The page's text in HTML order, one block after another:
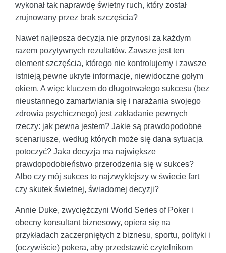
wykonał tak naprawdę świetny ruch, który został
zrujnowany przez brak szczęścia?
Nawet najlepsza decyzja nie przynosi za każdym
razem pozytywnych rezultatów. Zawsze jest ten
element szczęścia, którego nie kontrolujemy i zawsze
istnieją pewne ukryte informacje, niewidoczne gołym
okiem. A więc kluczem do długotrwałego sukcesu (bez
nieustannego zamartwiania się i narażania swojego
zdrowia psychicznego) jest zakładanie pewnych
rzeczy: jak pewna jestem? Jakie są prawdopodobne
scenariusze, według których może się dana sytuacja
potoczyć? Jaka decyzja ma największe
prawdopodobieństwo przerodzenia się w sukces?
Albo czy mój sukces to najzwyklejszy w świecie fart
czy skutek świetnej, świadomej decyzji?
Annie Duke, zwyciężczyni World Series of Poker i
obecny konsultant biznesowy, opiera się na
przykładach zaczerpniętych z biznesu, sportu, polityki i
(oczywiście) pokera, aby przedstawić czytelnikom